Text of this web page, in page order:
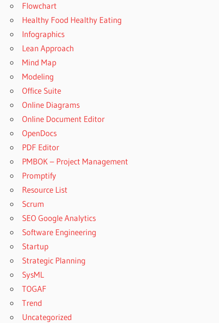
Flowchart
Healthy Food Healthy Eating
Infographics
Lean Approach
Mind Map
Modeling
Office Suite
Online Diagrams
Online Document Editor
OpenDocs
PDF Editor
PMBOK – Project Management
Promptify
Resource List
Scrum
SEO Google Analytics
Software Engineering
Startup
Strategic Planning
SysML
TOGAF
Trend
Uncategorized